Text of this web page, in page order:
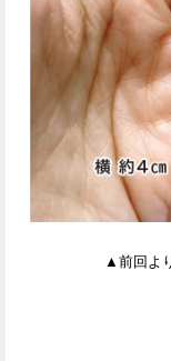
▲前回よ